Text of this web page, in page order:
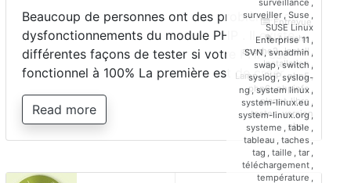
Beaucoup de personnes ont des problèmes de
dysfonctionnements du module PHP . Il existe
différentes façons de tester si votre PHP est
fonctionnel à 100% La première est de créer…
Read more
Entrevue
Apache
apache2,Install
Installation
Lamp,PHP,php5,
php6,phpinfo
planet-libre
tester,version
php
surveillance ,
surveiller , Suse ,
SUSE Linux
Enterprise 11 ,
SVN,svnadmin ,
swap,switch ,
syslog,syslog-
ng,system linux ,
system-linux.eu ,
system-linux.org,
systeme , table ,
tableau , taches ,
tag , taille , tar ,
téléchargement ,
température ,